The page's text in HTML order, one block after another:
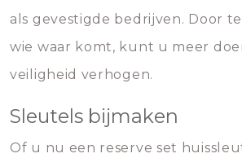
als gevestigde bedrijven. Door
wie waar komt, kunt u meer
veiligheid verhogen.
Sleutels bijmaken
Of u nu een reserve set